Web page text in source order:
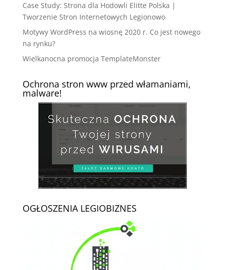
Case Study: Strona dla Hodowli Elitte Polska |
Tworzenie Stron Internetowych Legionowo
Motywy WordPress na wiosnę 2020 r. Co jest nowego
na rynku?
Wielkanocna promocja TemplateMonster
Ochrona stron www przed włamaniami,
malware!
OGŁOSZENIA LEGIOBIZNES